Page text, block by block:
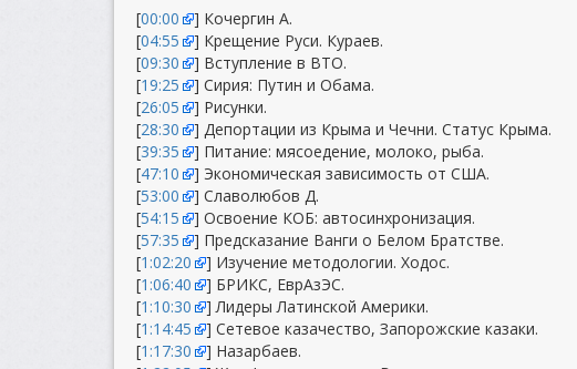
[00:00
] Кочергин А.
[04:55
] Крещение Руси. Кураев.
[09:30
] Вступление в ВТО.
[19:25
] Сирия: Путин и Обама.
[26:05
] Рисунки.
[28:30
] Депортации из Крыма и Чечни. Статус Крыма.
[39:35
] Питание: мясоедение, молоко, рыба.
[47:10
] Экономическая зависимость от США.
[53:00
] Славолюбов Д.
[54:15
] Освоение КОБ: автосинхронизация.
[57:35
] Предсказание Ванги о Белом Братстве.
[1:02:20
] Изучение методологии. Ходос.
[1:06:40
] БРИКС, ЕврАзЭС.
[1:10:30
] Лидеры Латинской Америки.
[1:14:45
] Сетевое казачество, Запорожские казаки.
[1:17:30
] Назарбаев.